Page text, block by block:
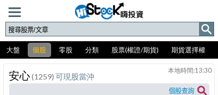
大盤 個股 零股 分類 股票(權證/期貨) 期貨選擇權
安心(1259) 可現股當沖
本地時間:13:30